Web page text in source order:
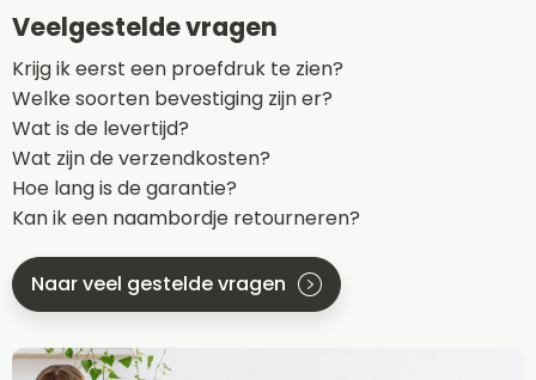
Veelgestelde vragen
Krijg ik eerst een proefdruk te zien?
Welke soorten bevestiging zijn er?
Wat is de levertijd?
Wat zijn de verzendkosten?
Hoe lang is de garantie?
Kan ik een naambordje retourneren?
Naar veel gestelde vragen